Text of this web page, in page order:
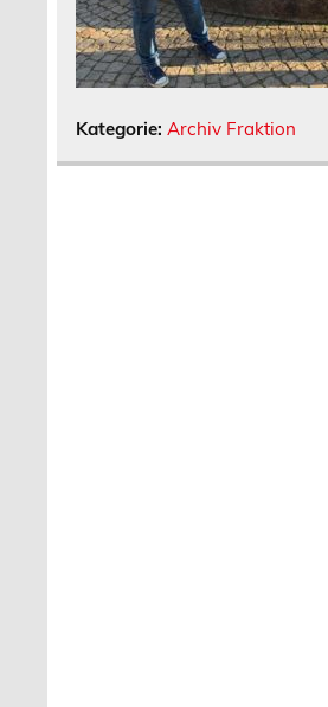
Kategorie:Archiv Fraktion